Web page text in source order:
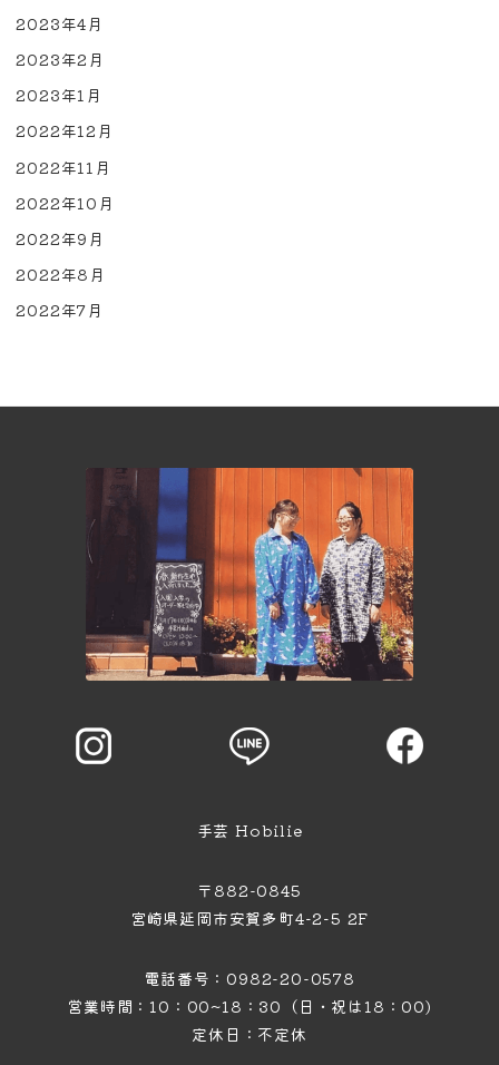
2023年4月
2023年2月
2023年1月
2022年12月
2022年11月
2022年10月
2022年9月
2022年8月
2022年7月
手芸 Hobilie
〒882-0845
宮崎県延岡市安賀多町4−2−5 2F
電話番号：0982-20-0578
営業時間：10：00~18：30（日・祝は18：00)
定休日：不定休